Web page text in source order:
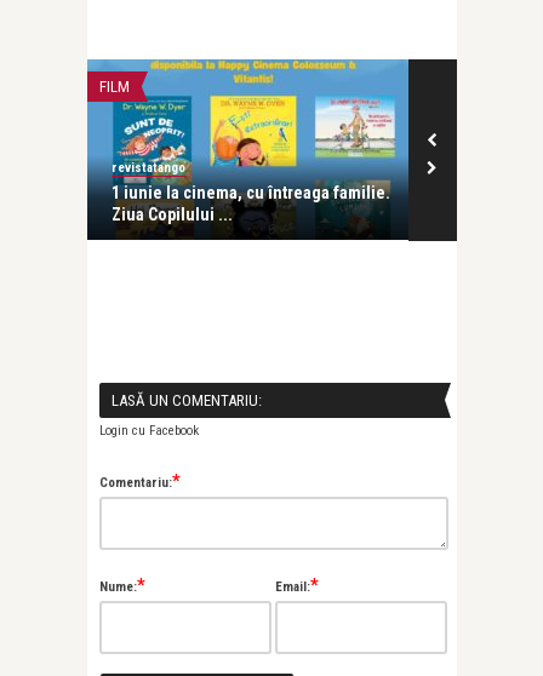
FILM
revistatango
1 iunie la cinema, cu întreaga familie.
Ziua Copilului ...
LASĂ UN COMENTARIU:
Login cu Facebook
Comentariu:*
Nume:* Email:*